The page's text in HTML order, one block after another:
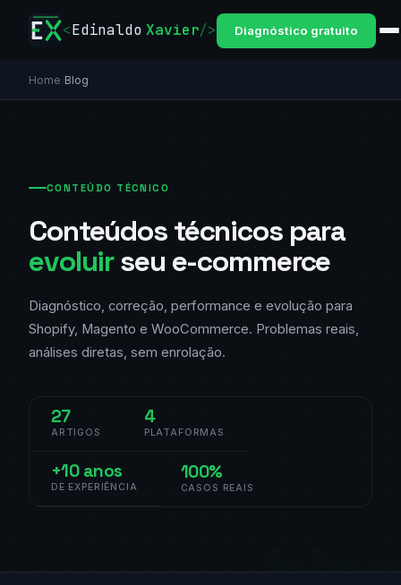
<Edinaldo Xavier/> Diagnóstico gratuito
Home Blog
CONTEÚDO TÉCNICO
Conteúdos técnicos para
evoluirseu e-commerce
Diagnóstico, correção, performance e evolução para
Shopify, Magento e WooCommerce. Problemas reais,
análises diretas, sem enrolação.
27
ARTIGOS
4
PLATAFORMAS
+10 anos
DE EXPERIÊNCIA
100%
CASOS REAIS